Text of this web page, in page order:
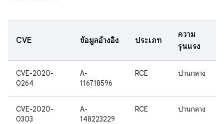
CVE ข้อมูลอ้างอิง ประเภท
ความ
รุนแรง
CVE-2020-
0264
A-
116718596
RCE ปานกลาง
CVE-2020-
0303
A-
148223229
RCE ปานกลาง